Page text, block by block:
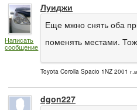
Написать
сообщение
Луиджи
Еще мжно снять оба
поменять местами.
Toyota Corolla Spacio 1NZ 2001
dgon227